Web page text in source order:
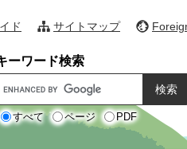
ド サイトマップ
ーワード検索
すべて ページ PDF